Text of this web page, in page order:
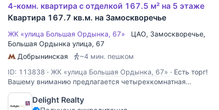
4-комн. квартира с отделкой 167.5 м² на 5 этаже
Квартира 167.7 кв.м. на Замоскворечье
ЖК «улица Большая Ордынка, 67» ЦАО, Замоскворечье,
Большая Ордынка улица, 67
Добрынинская
~4 мин. пешком
ID: 113838 · ЖК «улица Большая Ордынка, 67» · Есть торг!
Вашему вниманию предлагается четырехкомнатная
квартира 167 кв.м с великолепными видами в
Замоскворечье! Квартира очень светлая, уютная и с
Delight Realty